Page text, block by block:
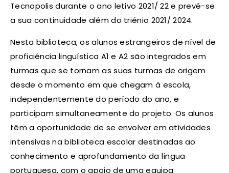
Tecnopolis durante o ano letivo 2021/ 22 e prevê-se
a sua continuidade além do triénio 2021/ 2024.
Nesta biblioteca, os alunos estrangeiros de nível de
proficiência linguística A1 e A2 são integrados em
turmas que se tornam as suas turmas de origem
desde o momento em que chegam à escola,
independentemente do período do ano, e
participam simultaneamente do projeto. Os alunos
têm a oportunidade de se envolver em atividades
intensivas na biblioteca escolar destinadas ao
conhecimento e aprofundamento da língua
portuguesa, com o apoio de uma equipa